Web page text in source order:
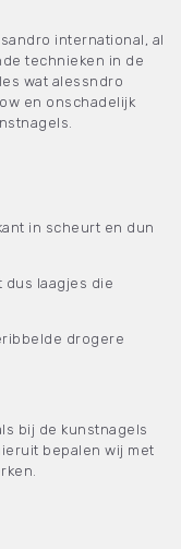
international, al
technieken in de
wat alessndro
en onschadelijk
in scheurt en dun
dus laagjes die
drogere
bij de kunstnagels
bepalen wij met